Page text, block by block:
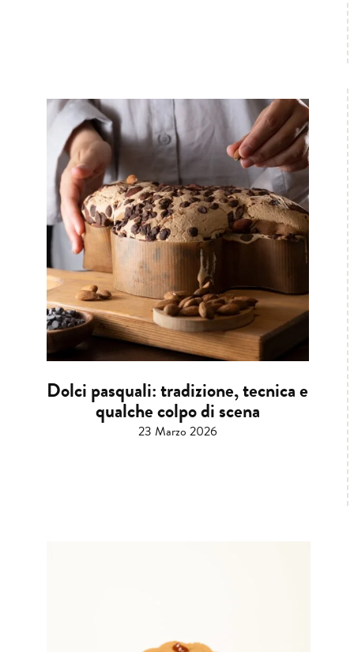
Dolci pasquali: tradizione, tecnica e
qualche colpo di scena
23 Marzo 2026